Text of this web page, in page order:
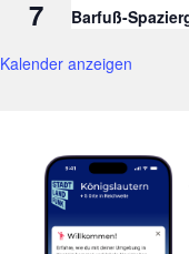
7 Barfuß-
Kalender anzeigen